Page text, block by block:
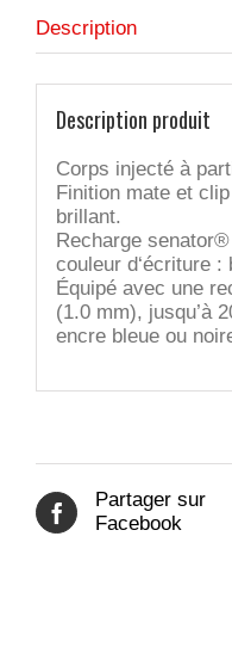
Description
Description produit
Corps injecté à
Finition mate et
brillant.
Recharge
couleur d‘écriture :
Équipé avec une
(1.0 mm), jusqu’à
encre bleue ou
Partager sur
Facebook